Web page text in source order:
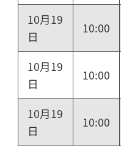
10月19
日
10:00
10月19
日
10:00
10月19
日
10:00